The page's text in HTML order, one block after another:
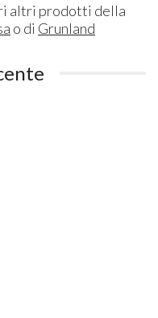
altri prodotti della
o di Grunland